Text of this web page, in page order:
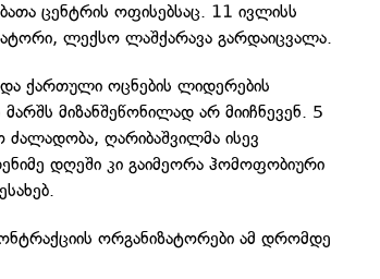
ცენტრის ოფისებსაც. 11 ივლისს
ლექსო ლაშქარავა გარდაიცვალა.
ქართული ოცნების ლიდერების
მიზანშეწონილად არ მიიჩნევენ. 5
ღარიბაშვილმა ისევ
დღეში კი გაიმეორა ჰომოფობიური
ორგანიზატორები ამ დრომდე